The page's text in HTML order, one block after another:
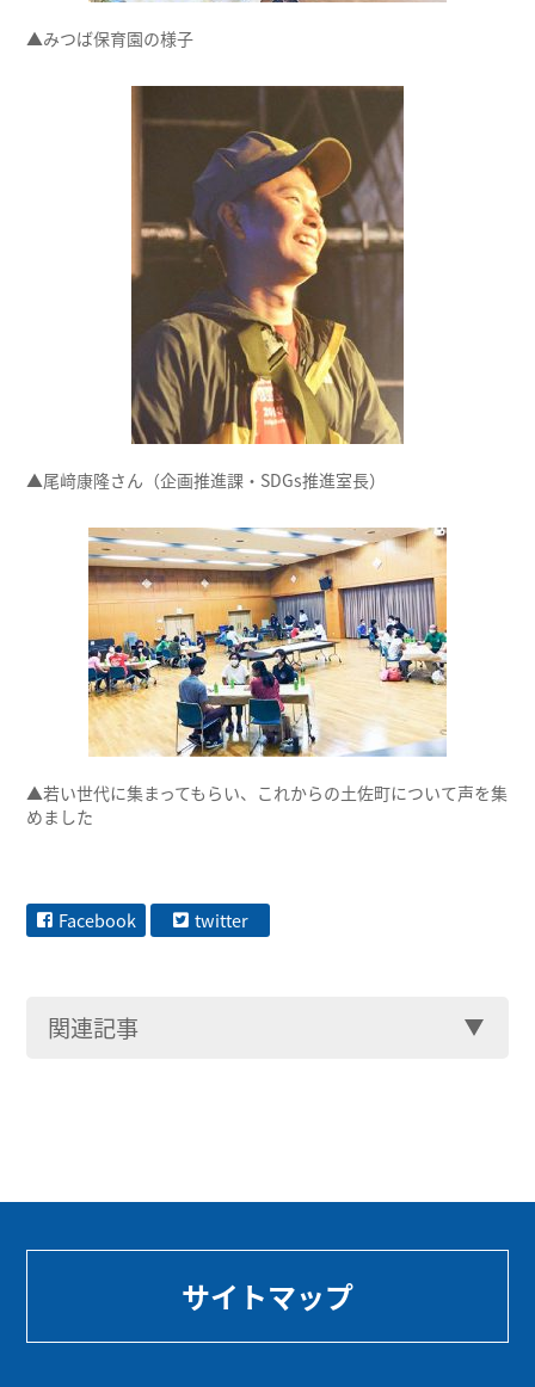
▲みつば保育園の様子
▲尾﨑康隆さん（企画推進課・SDGs推進室長）
▲若い世代に集まってもらい、これからの土佐町について声を集
めました
Facebook twitter
関連記事
サイトマップ